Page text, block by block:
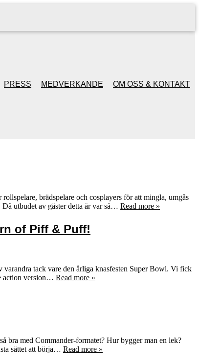
PRESS MEDVERKANDE OM OSS & KONTAKT
brädspelare och cosplayers för att mingla, umgås
Då utbudet av gäster detta år var så… Read more »
of Piff & Puff!
tack vare den årliga knasfesten Super Bowl. Vi fick
action version… Read more »
bra med Commander-formatet? Hur bygger man en lek?
sättet att börja… Read more »